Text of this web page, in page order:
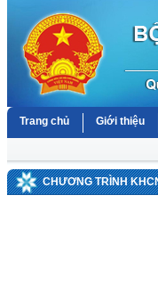
Trang chủ Giới thiệu
CHƯƠNG TRÌNH